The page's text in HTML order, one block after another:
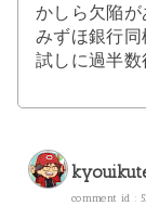
かしら欠陥
みずほ銀行
試しに過半数
comment id :